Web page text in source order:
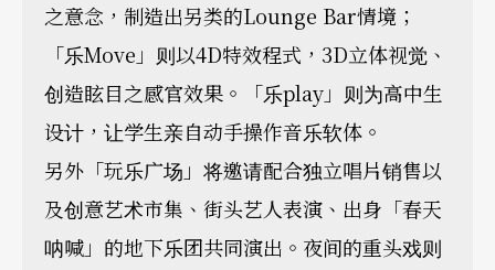
之意念，制造出另类的Lounge Bar情境；
「乐Move」则以4D特效程式，3D立体视觉、
创造眩目之感官效果。「乐play」则为高中生
设计，让学生亲自动手操作音乐软体。
另外「玩乐广场」将邀请配合独立唱片销售以
及创意艺术市集、街头艺人表演、出身「春天
呐喊」的地下乐团共同演出。夜间的重头戏则